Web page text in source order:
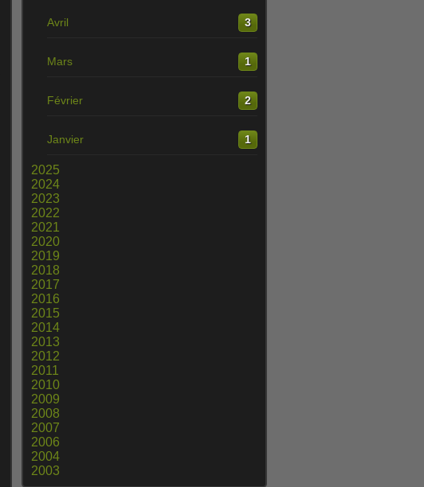
Avril 3
Mars 1
Février 2
Janvier 1
2025
2024
2023
2022
2021
2020
2019
2018
2017
2016
2015
2014
2013
2012
2011
2010
2009
2008
2007
2006
2004
2003